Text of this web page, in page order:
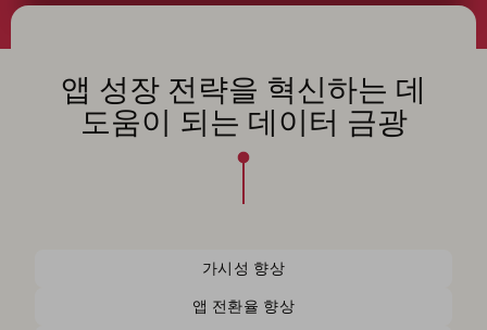
앱 성장 전략을 혁신하는 데
도움이 되는 데이터 금광
가시성 향상
앱 전환율 향상